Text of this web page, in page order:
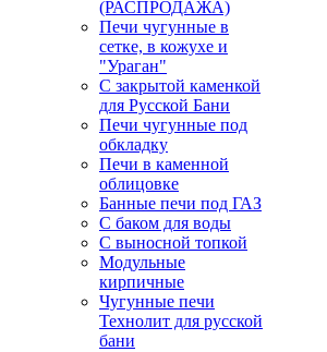
(РАСПРОДАЖА)
Печи чугунные в
сетке, в кожухе и
"Ураган"
С закрытой каменкой
для Русской Бани
Печи чугунные под
обкладку
Печи в каменной
облицовке
Банные печи под ГАЗ
С баком для воды
С выносной топкой
Модульные
кирпичные
Чугунные печи
Технолит для русской
бани